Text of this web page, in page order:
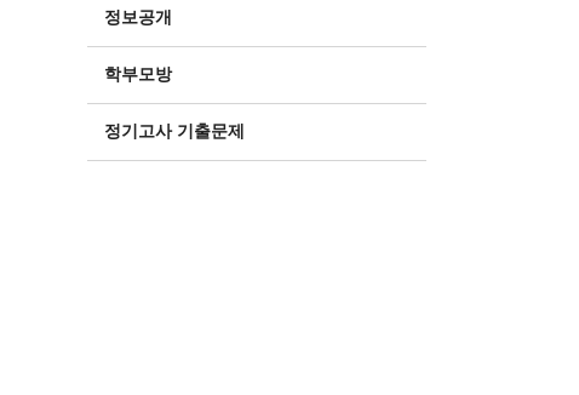
정보공개
학부모방
정기고사 기출문제